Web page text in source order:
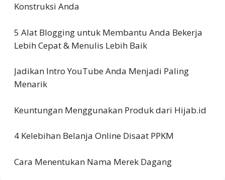
Konstruksi Anda
5 Alat Blogging untuk Membantu Anda Bekerja
Lebih Cepat & Menulis Lebih Baik
Jadikan Intro YouTube Anda Menjadi Paling
Menarik
Keuntungan Menggunakan Produk dari Hijab.id
4 Kelebihan Belanja Online Disaat PPKM
Cara Menentukan Nama Merek Dagang